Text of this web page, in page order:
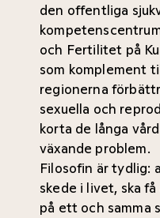
den offentliga
och Fertilitet på
som komplement
regionerna
sexuella och
korta de långa
växande problem.
Filosofin är tydlig:
skede i livet, ska
på ett och samma